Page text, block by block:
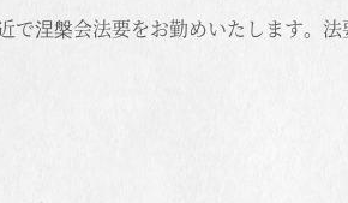
涅槃会法要をお勤めいたします。